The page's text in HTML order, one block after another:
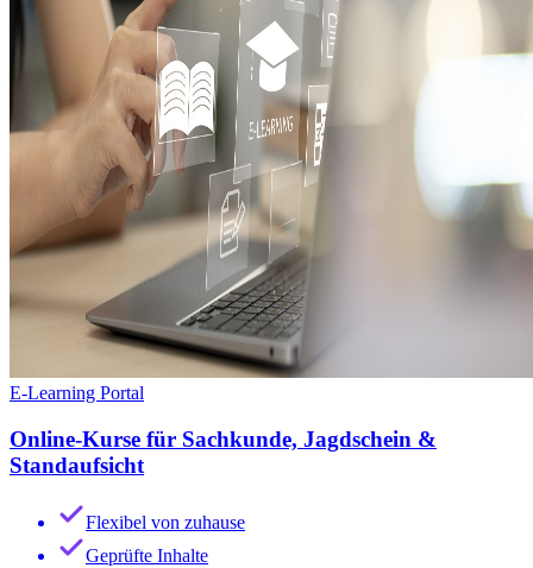
E-Learning Portal
Online-Kurse für Sachkunde, Jagdschein &
Standaufsicht
Flexibel von zuhause
Geprüfte Inhalte